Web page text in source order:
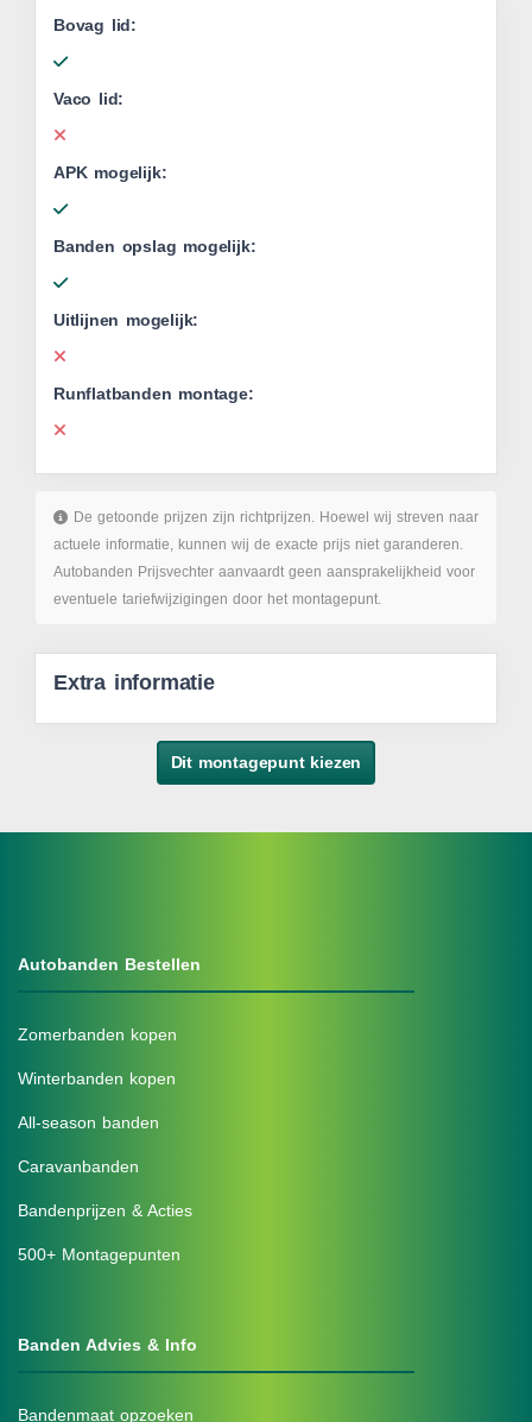
Bovag lid:
Vaco lid:
APK mogelijk:
Banden opslag mogelijk:
Uitlijnen mogelijk:
Runflatbanden montage:
De getoonde prijzen zijn richtprijzen. Hoewel wij streven naar
actuele informatie, kunnen wij de exacte prijs niet garanderen.
Autobanden Prijsvechter aanvaardt geen aansprakelijkheid voor
eventuele tariefwijzigingen door het montagepunt.
Extra informatie
Dit montagepunt kiezen
Autobanden Bestellen
Zomerbanden kopen
Winterbanden kopen
All-season banden
Caravanbanden
Bandenprijzen & Acties
500+ Montagepunten
Banden Advies & Info
Bandenmaat opzoeken